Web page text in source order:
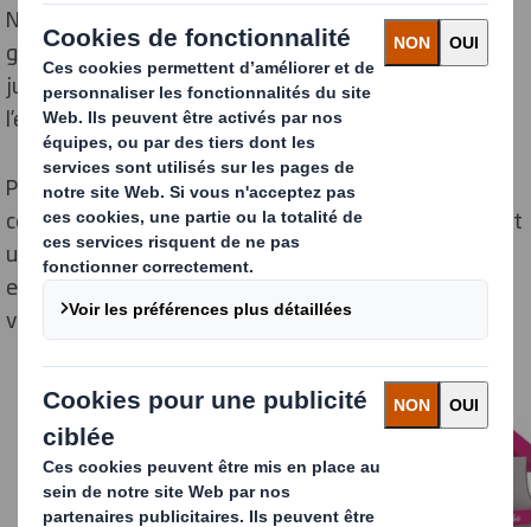
Notre création reproduit "une maison de rêve" en taille
géante, recrée l’Univers de la Dreamhouse Barbie
jusque dans le détail de la coiffeuse et renforce ainsi
l’expérience client vécue en magasin.
Par son design attractif et différenciant, elle attire le
consommateur et booste la vente en mettant en avant
une offre produits. Livrée clé en main, facile à monter,
elle est modulable en fonction de la taille du point de
vente.